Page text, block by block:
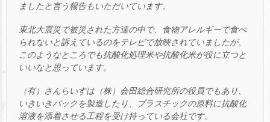
ましたと言う報告もいただいています。
東北大震災で被災された方達の中で、食物アレルギーで食べ
られないと訴えているのをテレビで放映されていましたが、
このようなところでも抗酸化処理米や抗酸化米が役に立つと
いいなと思っています。
（有）さんらいすは（株）会田総合研究所の役員でもあり、
いきいきパックを製造したり、プラスチックの原料に抗酸化
溶液を添着させる工程を受け持っている会社です。